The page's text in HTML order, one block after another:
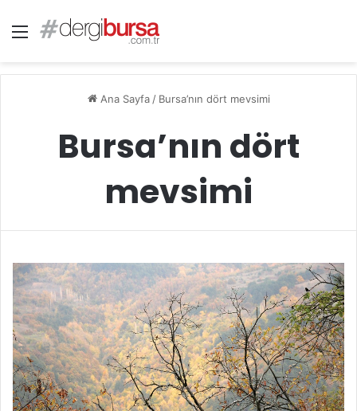
Menü
Ana Sayfa / Bursa’nın dört mevsimi
Bursa’nın dört
mevsimi